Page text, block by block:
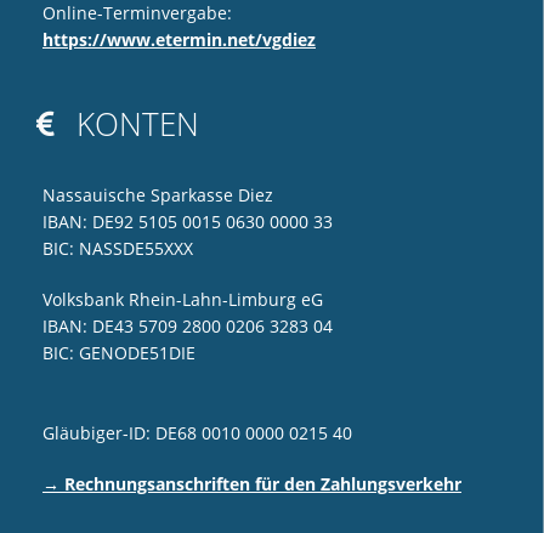
Online-Terminvergabe:
https://www.etermin.net/vgdiez
 KONTEN
Nassauische Sparkasse Diez
IBAN: DE92 5105 0015 0630 0000 33
BIC: NASSDE55XXX
Volksbank Rhein-Lahn-Limburg eG
IBAN: DE43 5709 2800 0206 3283 04
BIC: GENODE51DIE
Gläubiger-ID: DE68 0010 0000 0215 40
→ Rechnungsanschriften für den Zahlungsverkehr